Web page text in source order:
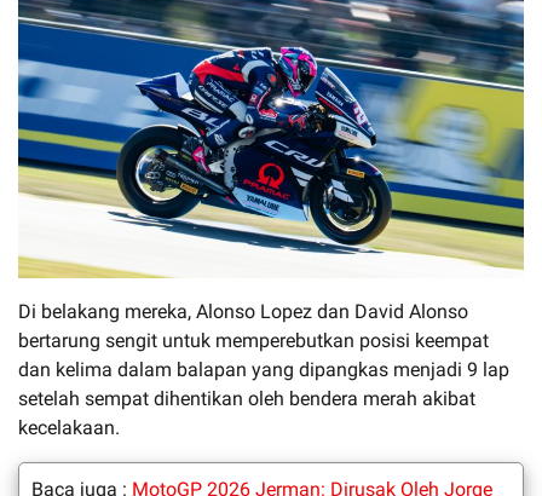
Di belakang mereka, Alonso Lopez dan David Alonso
bertarung sengit untuk memperebutkan posisi keempat
dan kelima dalam balapan yang dipangkas menjadi 9 lap
setelah sempat dihentikan oleh bendera merah akibat
kecelakaan.
Baca juga : MotoGP 2026 Jerman: Dirusak Oleh Jorge